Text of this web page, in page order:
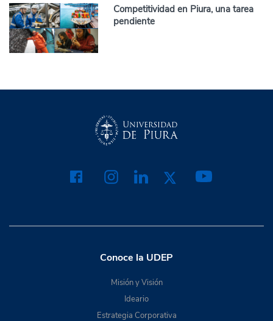
Competitividad en Piura, una tarea
pendiente
Conoce la UDEP
Misión y Visión
Ideario
Estrategia Corporativa